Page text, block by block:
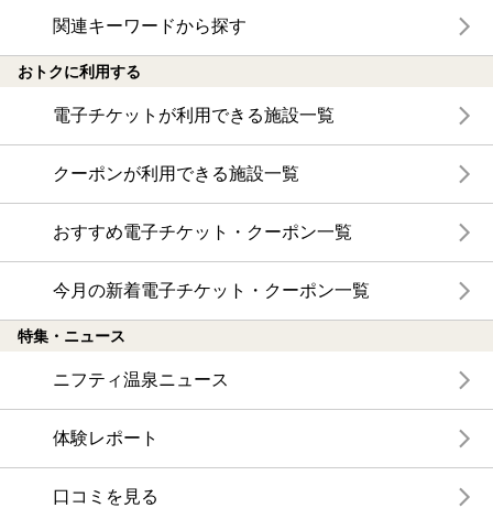
関連キーワードから探す
おトクに利用する
電子チケットが利用できる施設一覧
クーポンが利用できる施設一覧
おすすめ電子チケット・クーポン一覧
今月の新着電子チケット・クーポン一覧
特集・ニュース
ニフティ温泉ニュース
体験レポート
口コミを見る